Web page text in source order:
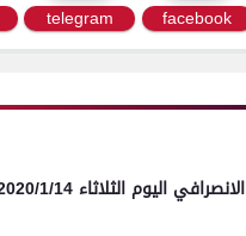
facebook
telegram
الانصرافي اليوم الثلاثاء 2020/1/14